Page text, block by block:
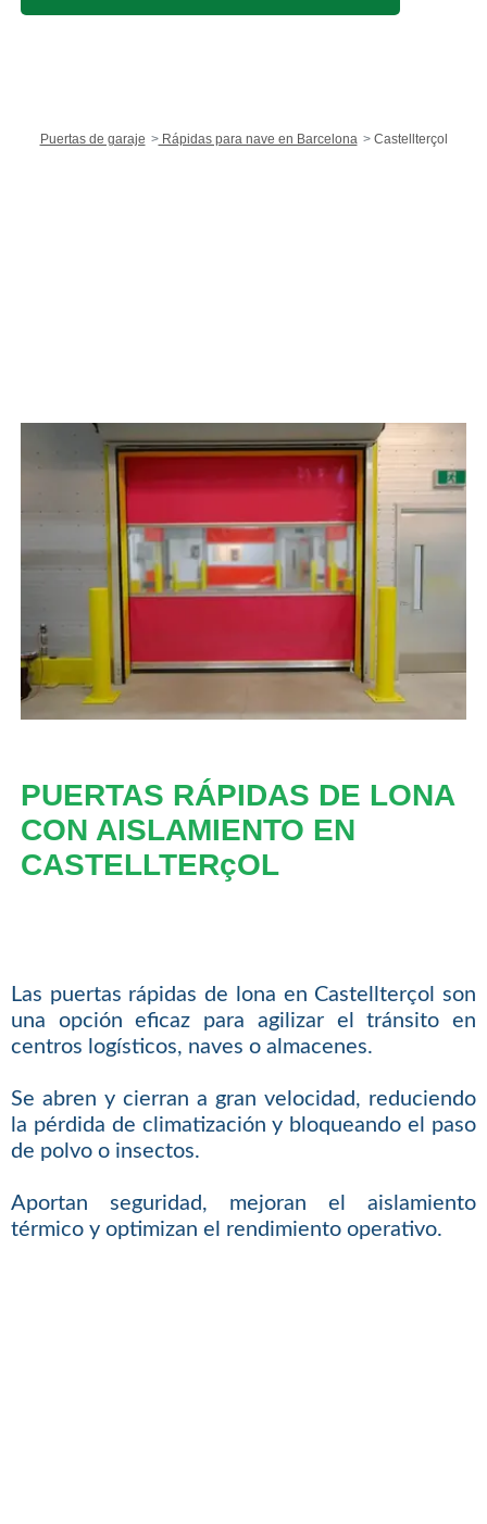
Puertas de garaje Rápidas para nave en Barcelona Castellterçol
PUERTAS RÁPIDAS DE LONA
CON AISLAMIENTO EN
CASTELLTERçOL
Las puertas rápidas de lona en Castellterçol son
una opción eficaz para agilizar el tránsito en
centros logísticos, naves o almacenes.
Se abren y cierran a gran velocidad, reduciendo
la pérdida de climatización y bloqueando el paso
de polvo o insectos.
Aportan seguridad, mejoran el aislamiento
térmico y optimizan el rendimiento operativo.